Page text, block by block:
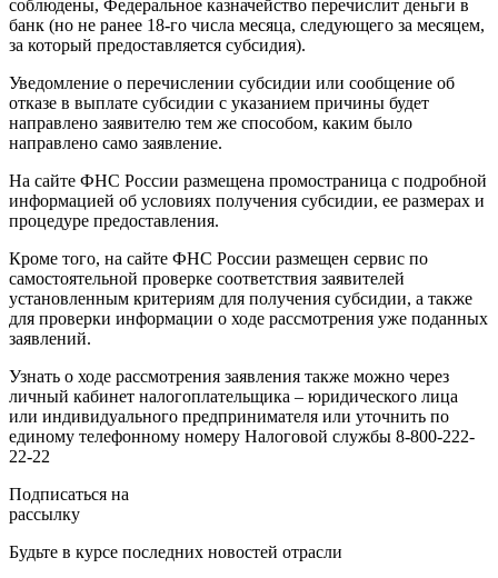
соблюдены, Федеральное казначейство перечислит деньги в
банк (но не ранее 18-го числа месяца, следующего за месяцем,
за который предоставляется субсидия).
Уведомление о перечислении субсидии или сообщение об
отказе в выплате субсидии с указанием причины будет
направлено заявителю тем же способом, каким было
направлено само заявление.
На сайте ФНС России размещена промостраница с подробной
информацией об условиях получения субсидии, ее размерах и
процедуре предоставления.
Кроме того, на сайте ФНС России размещен сервис по
самостоятельной проверке соответствия заявителей
установленным критериям для получения субсидии, а также
для проверки информации о ходе рассмотрения уже поданных
заявлений.
Узнать о ходе рассмотрения заявления также можно через
личный кабинет налогоплательщика – юридического лица
или индивидуального предпринимателя или уточнить по
единому телефонному номеру Налоговой службы 8-800-222-
22-22
Подписаться на
рассылку
Будьте в курсе последних новостей отрасли